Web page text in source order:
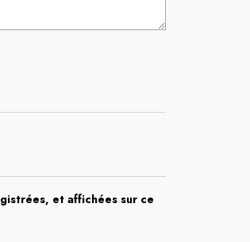
et affichées sur ce